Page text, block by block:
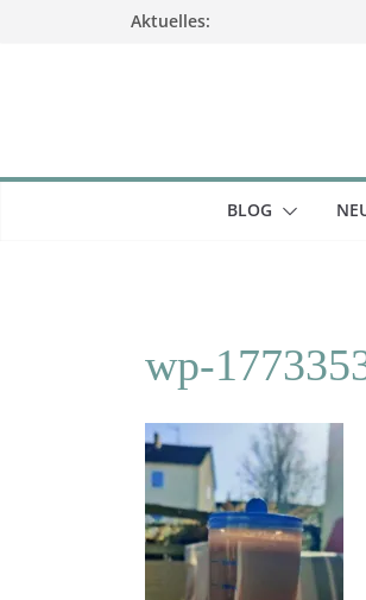
Aktuelles:
BLOG
wp-